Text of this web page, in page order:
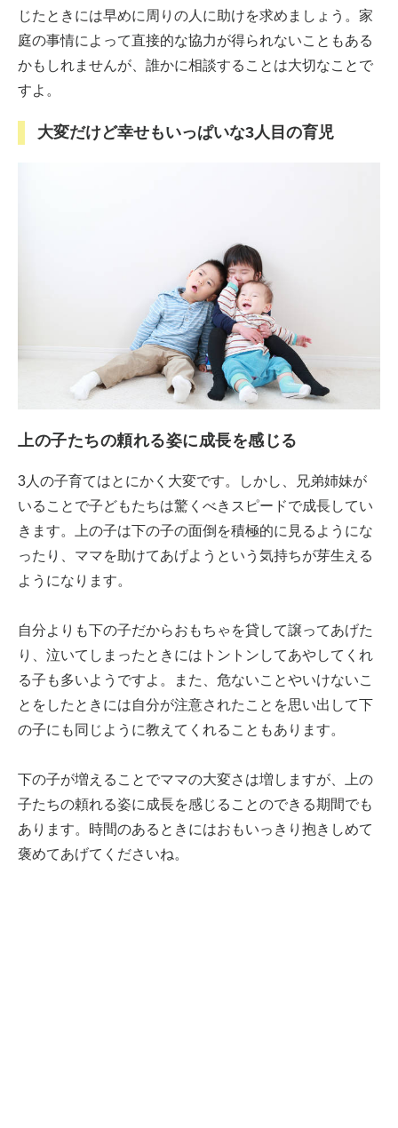
じたときには早めに周りの人に助けを求めましょう。家
庭の事情によって直接的な協力が得られないこともある
かもしれませんが、誰かに相談することは大切なことで
すよ。
大変だけど幸せもいっぱいな3人目の育児
上の子たちの頼れる姿に成長を感じる
3人の子育てはとにかく大変です。しかし、兄弟姉妹が
いることで子どもたちは驚くべきスピードで成長してい
きます。上の子は下の子の面倒を積極的に見るようにな
ったり、ママを助けてあげようという気持ちが芽生える
ようになります。
自分よりも下の子だからおもちゃを貸して譲ってあげた
り、泣いてしまったときにはトントンしてあやしてくれ
る子も多いようですよ。また、危ないことやいけないこ
とをしたときには自分が注意されたことを思い出して下
の子にも同じように教えてくれることもあります。
下の子が増えることでママの大変さは増しますが、上の
子たちの頼れる姿に成長を感じることのできる期間でも
あります。時間のあるときにはおもいっきり抱きしめて
褒めてあげてくださいね。